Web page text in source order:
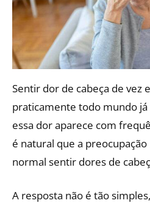
Sentir dor de cabeça de vez
praticamente todo mundo
essa dor aparece com
é natural que a
normal sentir dores de
A resposta não é tão